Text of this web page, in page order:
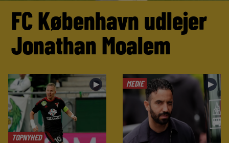
FC København udlejer
Jonathan Moalem
TOPNYHED
► MEDIE ►